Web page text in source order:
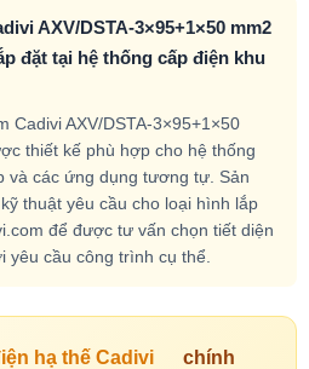
AXV/DSTA-3×95+1×50 mm2
đặt tại hệ thống cấp điện khu
Cadivi AXV/DSTA-3×95+1×50
thiết kế phù hợp cho hệ thống
và các ứng dụng tương tự. Sản
thuật yêu cầu cho loại hình lắp
để được tư vấn chọn tiết diện
cầu công trình cụ thể.
hạ thế Cadivi
chính